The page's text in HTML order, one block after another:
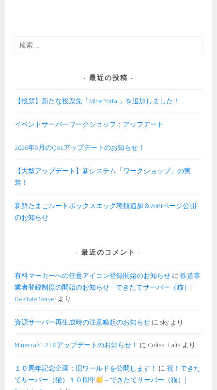
検
最近の投稿
【投票】新たな投票先「MinePortal」を追加しました！
イベントサーバーワークショップ：アップデート
2026年5月のQoLアップデートのお知らせ！
【大型アップデート】新システム「ワークショップ」の実
装！
新鮮たまごルートボックスエッグ種類追加＆WIKIページ公開
のお知らせ
最近のコメント
有料マーカーへの任意アイコン登録開始のお知らせ に鉄道事
業者登録制度の開始のお知らせ – できたてサーバー（猫）|
Dekitate Serverより
資源サーバー再生成時の注意喚起のお知らせ に sky より
Minecraft1.21.8アップデートのお知らせ！ に Colisa_Lalia より
１０周年記念企画：旧ワールドを公開します！ に祝！できた
てサーバー（猫）１０周年
– できたてサーバー（猫）|